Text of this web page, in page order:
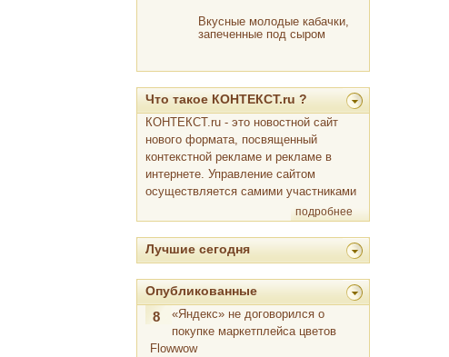
Вкусные молодые кабачки,
запеченные под сыром
Что такое КОНТЕКСТ.ru ?
КОНТЕКСТ.ru - это новостной сайт
нового формата, посвященный
контекстной рекламе и рекламе в
интернете. Управление сайтом
осуществляется самими участниками
подробнее
Лучшие сегодня
Опубликованные
8
«Яндекс» не договорился о
покупке маркетплейса цветов
Flowwow